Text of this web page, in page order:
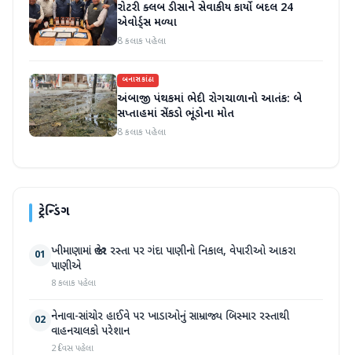
રોટરી ક્લબ ડીસાને સેવાકીય કાર્યો બદલ 24
એવોર્ડ્સ મળ્યા
8 કલાક પહેલા
બનાસકાંઠા
અંબાજી પંથકમાં ભેદી રોગચાળાનો આતંક: બે
સપ્તાહમાં સેંકડો ભૂંડોના મોત
8 કલાક પહેલા
ટ્રેન્ડિંગ
01 ખીમાણામાં જાહેર રસ્તા પર ગંદા પાણીનો નિકાલ, વેપારીઓ આકરા
પાણીએ
8 કલાક પહેલા
02 નેનાવા-સાંચોર હાઈવે પર ખાડાઓનું સામ્રાજ્ય બિસ્માર રસ્તાથી
વાહનચાલકો પરેશાન
2 દિવસ પહેલા